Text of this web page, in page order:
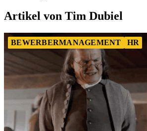
Artikel von Tim Dubiel
BEWERBERMANAGEMENT HR